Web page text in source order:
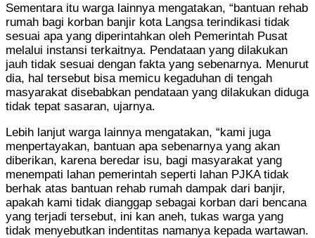
Sementara itu warga lainnya mengatakan, “bantuan rehab
rumah bagi korban banjir kota Langsa terindikasi tidak
sesuai apa yang diperintahkan oleh Pemerintah Pusat
melalui instansi terkaitnya. Pendataan yang dilakukan
jauh tidak sesuai dengan fakta yang sebenarnya. Menurut
dia, hal tersebut bisa memicu kegaduhan di tengah
masyarakat disebabkan pendataan yang dilakukan diduga
tidak tepat sasaran, ujarnya.
Lebih lanjut warga lainnya mengatakan, “kami juga
menpertayakan, bantuan apa sebenarnya yang akan
diberikan, karena beredar isu, bagi masyarakat yang
menempati lahan pemerintah seperti lahan PJKA tidak
berhak atas bantuan rehab rumah dampak dari banjir,
apakah kami tidak dianggap sebagai korban dari bencana
yang terjadi tersebut, ini kan aneh, tukas warga yang
tidak menyebutkan indentitas namanya kepada wartawan.